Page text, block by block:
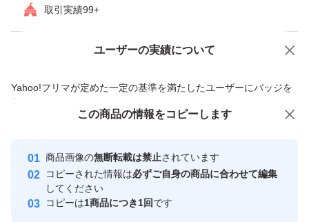
取引実績99+
ユーザーの実績について
Yahoo!フリマが定めた一定の基準を満たしたユーザーにバッジを
付与しています
安心取引出品者
心・安全なユーザーです
取引実績
価格の相談 商品への質問
この商品の情報をコピーします
商品画像の無断転載は禁止されています
コピーされた情報は必ずご自身の商品に合わせて編集
してください
コピーは1商品につき1回です
この商品をみている人にオススメ